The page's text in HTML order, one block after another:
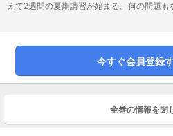
えて2週間の夏期講習が始まる。何の問題
今すぐ会員登録
全巻の情報を 閉